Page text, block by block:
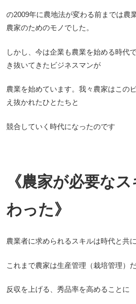
の2009年に農地法が変わる前までは農
農家のためのモノでした。
しかし、今は企業も農業を始める時代
き抜いてきたビジネスマンが
農業を始めています。我々農家はこの
え抜かれたひとたちと
競合していく時代になったのです
《農家が必要な
わった》
農業者に求められるスキルは時代と共
これまで農家は生産管理（栽培管理）
反収を上げる、秀品率を高めることに